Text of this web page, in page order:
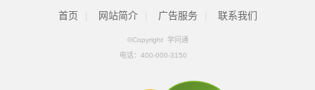
首页 网站简介 广告服务 联系我们
©Copyright 学问通
电话： 400-000-3150